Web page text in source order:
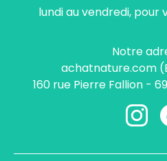
lundi au vendredi, pour
Notre
achatnature.com
160 rue Pierre Fallion -